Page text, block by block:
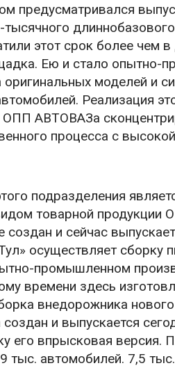
предусматривался
этот срок более чем
Ею и стало опытно-
моделей и
Реализация
ОПП АВТОВАЗа
процесса с
подразделения
товарной продукции
создан и сейчас
осуществляет сборку
промышленном
времени здесь
внедорожника
и выпускается
его впрысковая
тыс. автомобилей. 7,5